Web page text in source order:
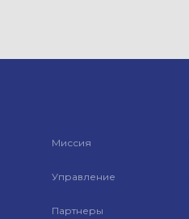
Миссия
Управление
Партнеры